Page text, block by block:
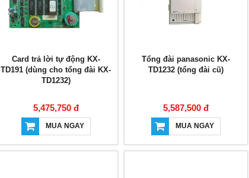
Card trả lời tự động KX-
TD191 (dùng cho tổng đài KX-
TD1232)
5,475,750 đ
MUA NGAY
Tổng đài panasonic KX-
TD1232 (tổng đài cũ)
5,587,500 đ
MUA NGAY